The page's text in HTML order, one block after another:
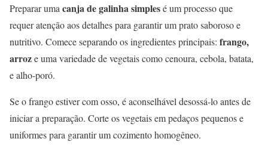
Preparar uma canja de galinha simplesé um processo que
requer atenção aos detalhes para garantir um prato saboroso e
nutritivo. Comece separando os ingredientes principais: frango,
arroze uma variedade de vegetais como cenoura, cebola, batata,
e alho-poró.
Se o frango estiver com osso, é aconselhável desossá-lo antes de
iniciar a preparação. Corte os vegetais em pedaços pequenos e
uniformes para garantir um cozimento homogêneo.